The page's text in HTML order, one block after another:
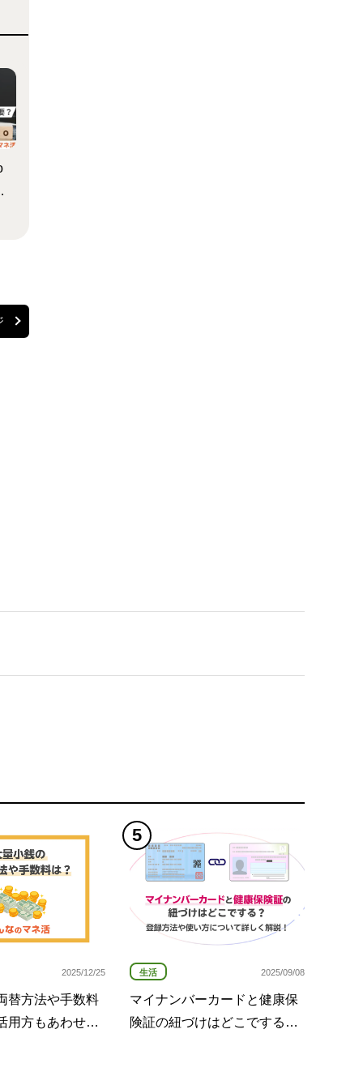
2025/12/25
替方法や手数料
用方もあわせて
生活 2025/09/08
マイナンバーカードと健康保
険証の紐づけはどこでする？